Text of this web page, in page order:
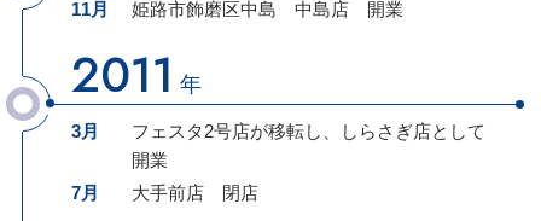
11月 姫路市飾磨区中島 中島店 開業
2011 年
3月 フェスタ2号店が移転し、 しらさぎ店として
開業
7月
大手前店 閉店